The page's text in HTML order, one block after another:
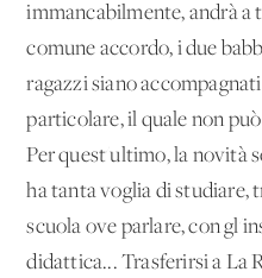
immancabilmente, andrà a
comune accordo, i due
ragazzi siano
particolare, il quale non
Per quest'ultimo, la novità
ha tanta voglia di studiare,
scuola ove parlare, con
didattica... Trasferirsi a La